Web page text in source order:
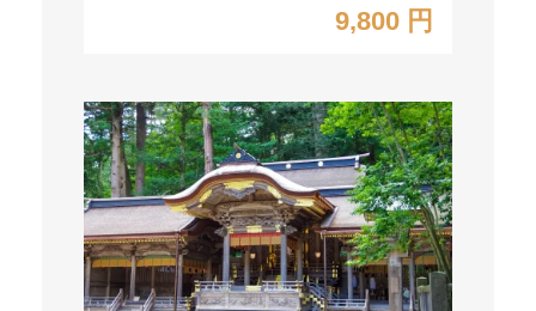
9,800 円